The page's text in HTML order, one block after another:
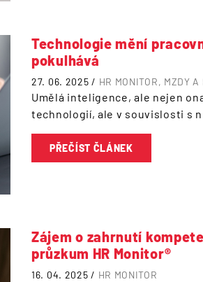
Technologie mění
pokulhává
27. 06. 2025 / HR MONITOR MZDY A
Umělá inteligence, ale nejen
technologií, ale v souvislosti s
PŘEČÍST ČLÁNEK
Zájem o zahrnutí
průzkum HR Monitor®
16. 04. 2025 / HR MONITOR